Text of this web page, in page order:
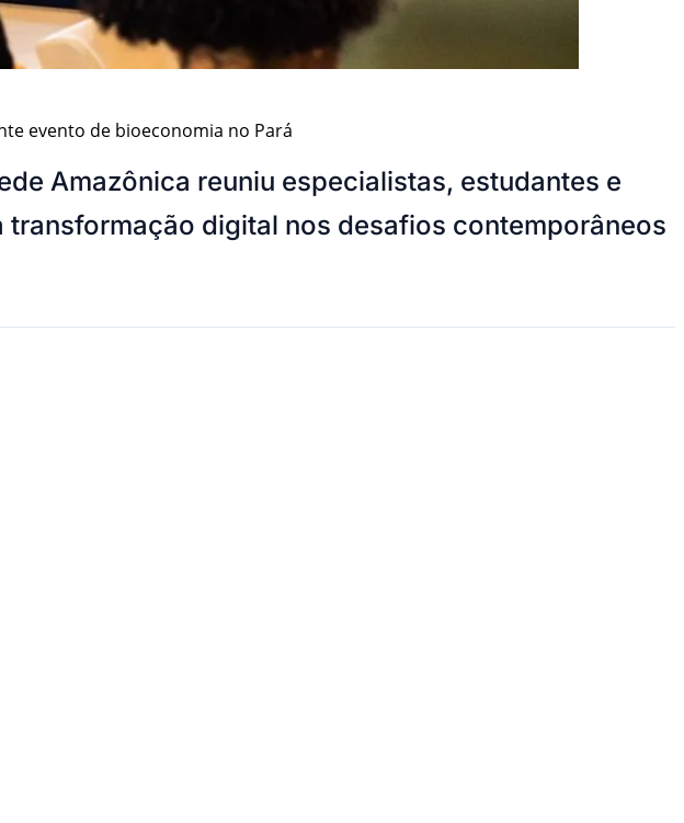
evento de bioeconomia no Pará
Amazônica reuniu especialistas, estudantes e
digital nos desafios contemporâneos